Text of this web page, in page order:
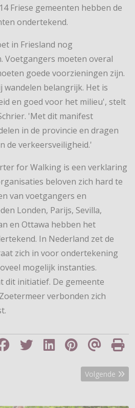
Friese gemeenten hebben de
ondertekend.
in Friesland nog
Voetgangers moeten overal
goede voorzieningen zijn.
wandelen belangrijk. Het is
en goed voor het milieu', stelt
'Met dit manifest
in de provincie en dragen
de verkeersveiligheid.'
for Walking is een verklaring
beloven zich hard te
van voetgangers en
Londen, Parijs, Sevilla,
en Ottawa hebben het
In Nederland zet de
zich in voor ondertekening
mogelijk instanties.
dit initiatief. De gemeente
verbonden zich
op Schokland Volgende
Volgende